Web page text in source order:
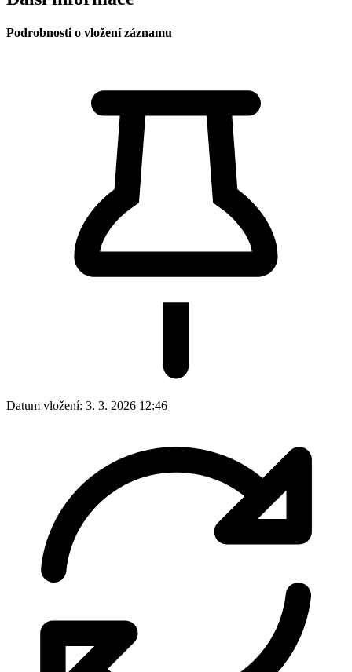
Podrobnosti o vložení záznamu
Datum vložení: 3. 3. 2026 12:46